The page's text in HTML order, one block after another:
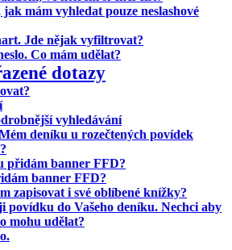
jak mám vyhledat pouze neslashové
Jde nějak vyfiltrovat?
Co mám udělat?
dotazy
vyhledávání
deníku u rozečtených povídek
přidám banner FFD?
banner FFD?
zapisovat i své oblíbené knížky?
povídku do Vašeho deníku. Nechci aby
mohu udělat?